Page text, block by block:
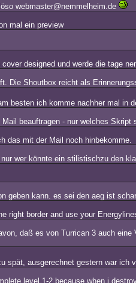
webmaster@nemmelheim.de
mal ein preview
designed und werde die tage
Die Shoutbox reicht als
besten ich komme nachher mal in
beauftragen - nur welches
das mit der Mail noch hinbekomme.
wer könnte ein stilistischzu den
geben kann. es sei den aeg ist
right border and use your
daß es von Turrican 3 auch
spät, ausgerechnet gestern war ich
level 1-2 because when i